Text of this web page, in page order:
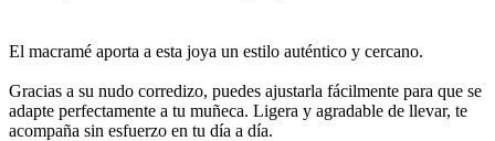
El macramé aporta a esta joya un estilo auténtico y cercano.
Gracias a su nudo corredizo, puedes ajustarla fácilmente para que se
adapte perfectamente a tu muñeca. Ligera y agradable de llevar, te
acompaña sin esfuerzo en tu día a día.